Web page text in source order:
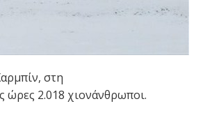
στη
ώρες 2.018 χιονάνθρωποι.